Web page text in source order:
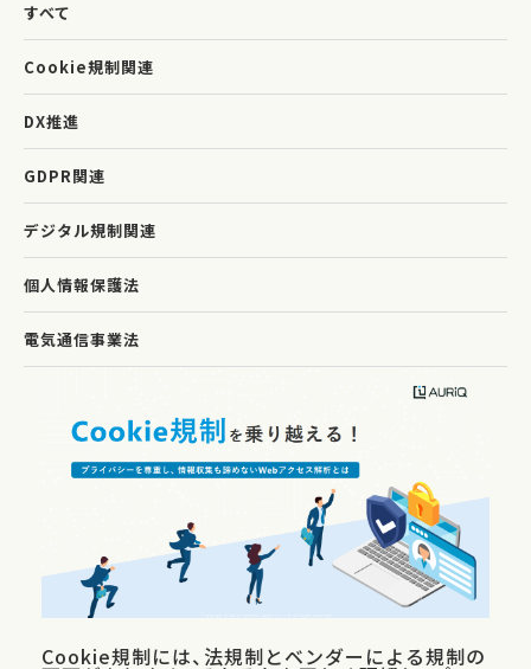
すべて
Cookie規制関連
DX推進
GDPR関連
デジタル規制関連
個人情報保護法
電気通信事業法
Cookie規制には、法規制とベンダーによる規制の